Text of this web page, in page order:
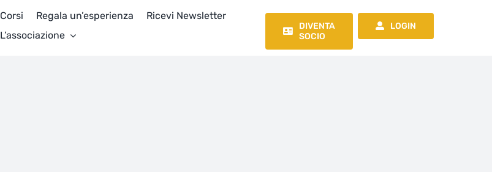
Corsi Regala un’esperienza
Ricevi Newsletter
L’associazione
DIVENTA
SOCIO
LOGIN